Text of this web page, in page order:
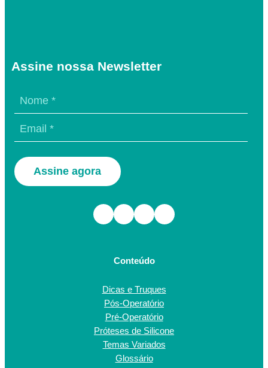
Assine nossa Newsletter
Assine agora
Facebook Instagram TikTok Youtube
Conteúdo
Dicas e Truques
Pós-Operatório
Pré-Operatório
Próteses de Silicone
Temas Variados
Glossário